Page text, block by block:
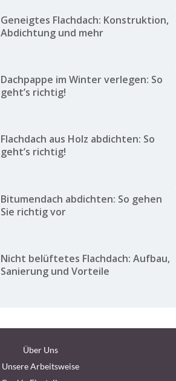
Geneigtes Flachdach: Konstruktion,
Abdichtung und mehr
Dachpappe im Winter verlegen: So
geht’s richtig!
Flachdach aus Holz abdichten: So
geht’s richtig!
Bitumendach abdichten: So gehen
Sie richtig vor
Nicht belüftetes Flachdach: Aufbau,
Sanierung und Vorteile
Über Uns
Unsere Arbeitsweise